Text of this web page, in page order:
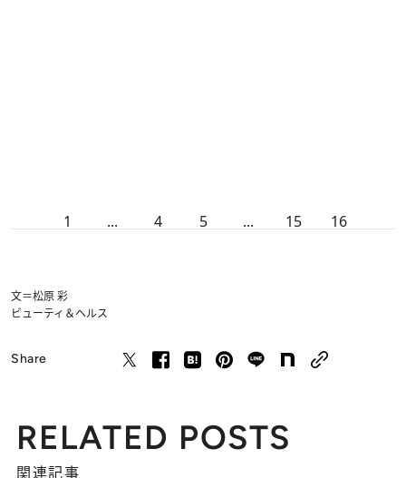
1 ... 4 5 ... 15 16
文＝松原 彩
ビューティ＆ヘルス
Share
RELATED POSTS
関連記事